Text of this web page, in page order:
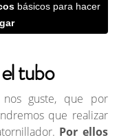
básicos para hacer
tubo
guste, que por
que realizar
Por ellos